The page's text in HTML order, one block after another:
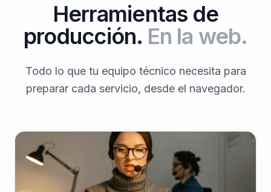
Herramientas de
producción. En la web.
Todo lo que tu equipo técnico necesita para
preparar cada servicio, desde el navegador.